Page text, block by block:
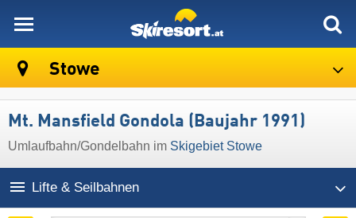
Stowe
Mt. Mansfield Gondola (Baujahr 1991)
Umlaufbahn/Gondelbahn im Skigebiet Stowe
Lifte & Seilbahnen